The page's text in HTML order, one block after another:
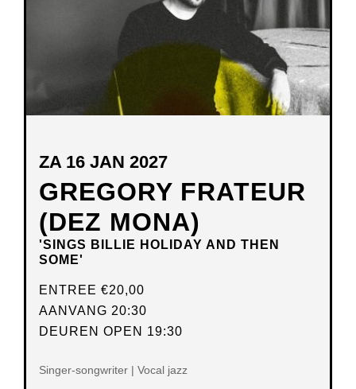
GREGORY FRATEUR
(DEZ MONA)
'SINGS BILLIE HOLIDAY AND THEN
SOME'
ZA 16 JAN 2027
ENTREE €20,00
AANVANG 20:30
DEUREN OPEN 19:30
Singer-songwriter | Vocal jazz